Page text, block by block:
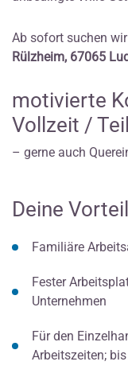
Ab sofort suchen
Rülzheim, 67065
motivierte
Vollzeit /
– gerne auch
Deine
Familiäre
Fester
Unternehmen
Für den
Arbeitszeiten;